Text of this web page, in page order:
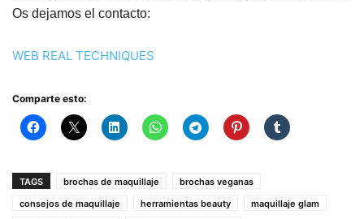
Os dejamos el contacto:
WEB REAL TECHNIQUES
Comparte esto:
TAGS brochas de maquillaje
brochas veganas
consejos de maquillaje
herramientas beauty
maquillaje glam